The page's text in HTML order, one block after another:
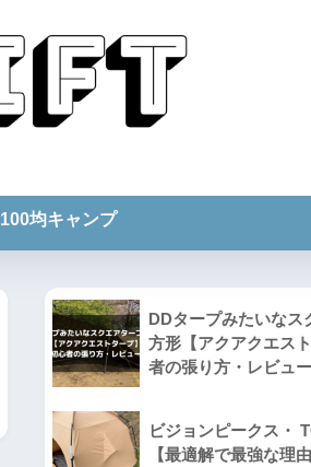
100均キャンプ
DDタープみたいなス
方形【アクアクエス
者の張り方・レビュー
ビジョンピークス・
【最適解で最強な理